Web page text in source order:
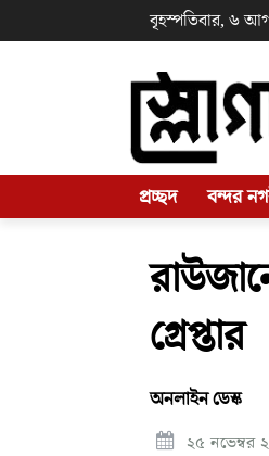
বৃহস্পতিবার, ৬
প্রচ্ছদ বন্দর
গ্রেপ্তার
অনলাইন ডেস্ক
২৫ নভেম্বর